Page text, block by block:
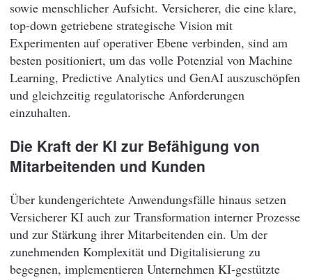
sowie menschlicher Aufsicht. Versicherer, die eine klare,
top-down getriebene strategische Vision mit
Experimenten auf operativer Ebene verbinden, sind am
besten positioniert, um das volle Potenzial von Machine
Learning, Predictive Analytics und GenAI auszuschöpfen
und gleichzeitig regulatorische Anforderungen
einzuhalten.
Die Kraft der KI zur Befähigung von
Mitarbeitenden und Kunden
Über kundengerichtete Anwendungsfälle hinaus setzen
Versicherer KI auch zur Transformation interner Prozesse
und zur Stärkung ihrer Mitarbeitenden ein. Um der
zunehmenden Komplexität und Digitalisierung zu
begegnen, implementieren Unternehmen KI-gestützte